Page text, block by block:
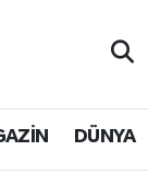
DÜNYA